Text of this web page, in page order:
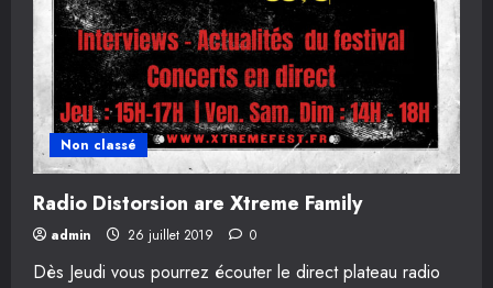
Non classé
Radio Distorsion are Xtreme Family
admin 26 juillet 2019 0
Dès Jeudi vous pourrez écouter le direct plateau radio